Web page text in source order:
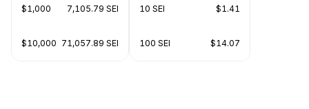
$1,000 7,105.79 SEI
$10,000 71,057.89 SEI
10 SEI $1.41
100 SEI $14.07